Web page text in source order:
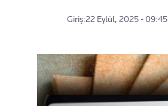
Giriş:22 Eylül, 2025 - 09:45